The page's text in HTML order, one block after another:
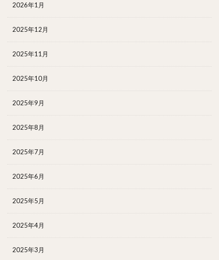
2026年1月
2025年12月
2025年11月
2025年10月
2025年9月
2025年8月
2025年7月
2025年6月
2025年5月
2025年4月
2025年3月